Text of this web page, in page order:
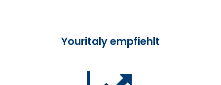
Youritaly empfiehlt